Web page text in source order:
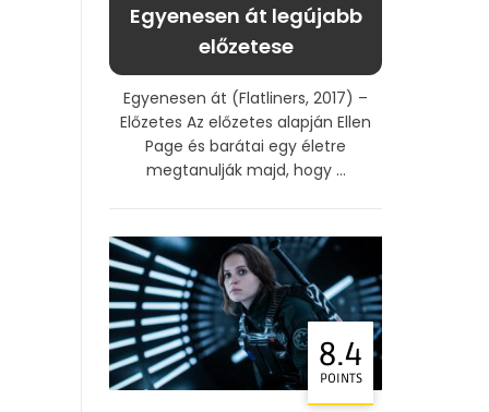
Egyenesen át legújabb
előzetese
Egyenesen át (Flatliners, 2017) –
Előzetes Az előzetes alapján Ellen
Page és barátai egy életre
megtanulják majd, hogy ...
8.4
POINTS